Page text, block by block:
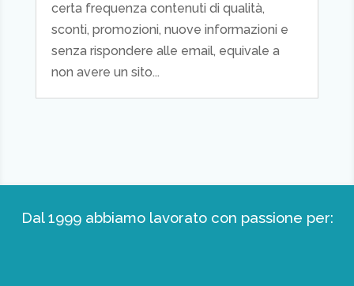
certa frequenza contenuti di qualità,
sconti, promozioni, nuove informazioni e
senza rispondere alle email, equivale a
non avere un sito...
Dal 1999 abbiamo lavorato con passione per: